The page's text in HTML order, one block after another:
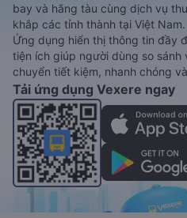
bay và hãng tàu cùng dịch vụ
khắp các tỉnh thành tại Việt Nam.
Ứng dụng hiển thị thông tin đầy
tiện ích giúp người dùng so
chuyển tiết kiệm, nhanh chóng
Tải ứng dụng Vexere ngay